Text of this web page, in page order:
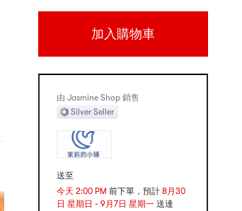
加入購物車
由 Jasmine Shop 銷售
Silver Seller
送至
今天 2:00 PM 前下單，預計 8月30
日 星期日 - 9月7日 星期一 送達